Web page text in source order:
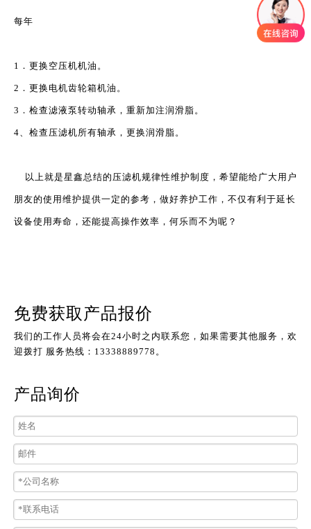
每年
1．更换空压机机油。
2．更换电机齿轮箱机油。
3．检查滤液泵转动轴承，重新加注润滑脂。
4、检查压滤机所有轴承，更换润滑脂。
以上就是星鑫总结的压滤机规律性维护制度，希望能给广大用户
朋友的使用维护提供一定的参考，做好养护工作，不仅有利于延长
设备使用寿命，还能提高操作效率，何乐而不为呢？
免费获取产品报价
我们的工作人员将会在24小时之内联系您，如果需要其他服务，欢
迎拨打 服务热线：13338889778。
产品询价